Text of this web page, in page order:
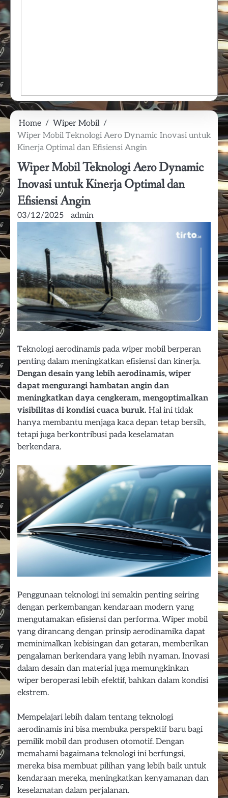
Home
Wiper Mobil
Wiper Mobil Teknologi Aero Dynamic Inovasi untuk
Kinerja Optimal dan Efisiensi Angin
Wiper Mobil Teknologi Aero Dynamic
Inovasi untuk Kinerja Optimal dan
Efisiensi Angin
03/12/2025 admin
Teknologi aerodinamis pada wiper mobil berperan
penting dalam meningkatkan efisiensi dan kinerja.
Dengan desain yang lebih aerodinamis, wiper
dapat mengurangi hambatan angin dan
meningkatkan daya cengkeram, mengoptimalkan
visibilitas di kondisi cuaca buruk. Hal ini tidak
hanya membantu menjaga kaca depan tetap bersih,
tetapi juga berkontribusi pada keselamatan
berkendara.
Penggunaan teknologi ini semakin penting seiring
dengan perkembangan kendaraan modern yang
mengutamakan efisiensi dan performa. Wiper mobil
yang dirancang dengan prinsip aerodinamika dapat
meminimalkan kebisingan dan getaran, memberikan
pengalaman berkendara yang lebih nyaman. Inovasi
dalam desain dan material juga memungkinkan
wiper beroperasi lebih efektif, bahkan dalam kondisi
ekstrem.
Mempelajari lebih dalam tentang teknologi
aerodinamis ini bisa membuka perspektif baru bagi
pemilik mobil dan produsen otomotif. Dengan
memahami bagaimana teknologi ini berfungsi,
mereka bisa membuat pilihan yang lebih baik untuk
kendaraan mereka, meningkatkan kenyamanan dan
keselamatan dalam perjalanan.